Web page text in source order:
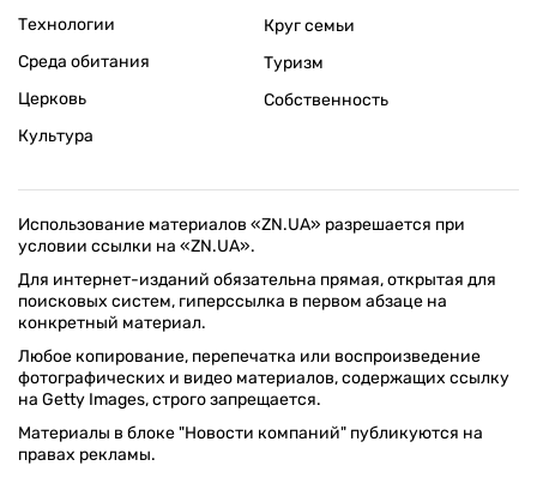
Технологии
Среда обитания
Церковь
Культура
Круг семьи
Туризм
Собственность
Использование материалов «ZN.UA» разрешается при
условии ссылки на «ZN.UA».
Для интернет-изданий обязательна прямая, открытая для
поисковых систем, гиперссылка в первом абзаце на
конкретный материал.
Любое копирование, перепечатка или воспроизведение
фотографических и видео материалов, содержащих ссылку
на Getty Images, строго запрещается.
Материалы в блоке "Новости компаний" публикуются на
правах рекламы.